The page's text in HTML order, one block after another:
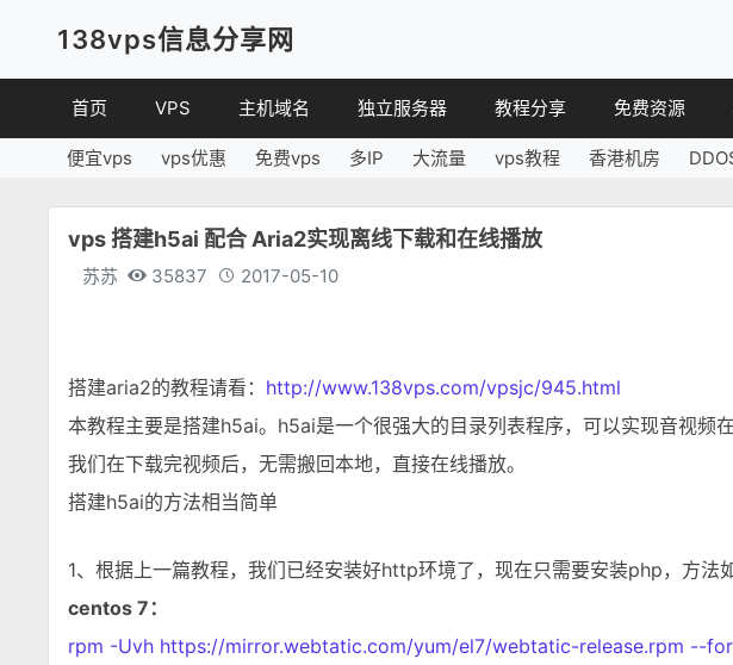
138vps信息分享网
首页 VPS
VPS优惠
VPS评测
主机域名
域名
独立服务器 教程分享
VPS教程
linux 教程
免费资源
免费空间
便宜vps vps优惠 免费vps 多IP 大流量 vps教程 香港机房
vps 搭建h5ai 配合 Aria2实现离线下载和在线播放
苏苏 35837 2017-05-10
搭建aria2的教程请看： http://www.138vps.com/vpsjc/945.html
本教程主要是搭建h5ai。h5ai是一个很强大的目录列表程序，可以实现音视频
我们在下载完视频后，无需搬回本地，直接在线播放。
搭建h5ai的方法相当简单
1、根据上一篇教程，我们已经安装好http环境了，现在只需要安装php，方法
centos 7：
rpm -Uvh https://mirror.webtatic.com/yum/el7/webtatic-release.rpm --